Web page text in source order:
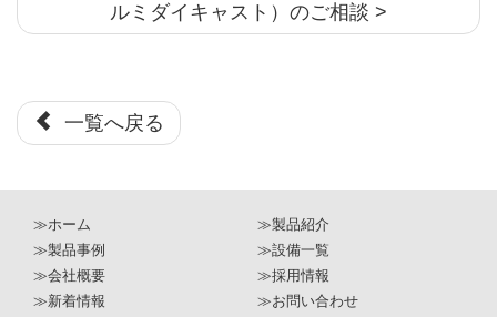
ルミダイキャスト）のご相談 >
一覧へ戻る
≫ホーム
≫製品紹介
≫製品事例
≫設備一覧
≫会社概要
≫採用情報
≫新着情報
≫お問い合わせ